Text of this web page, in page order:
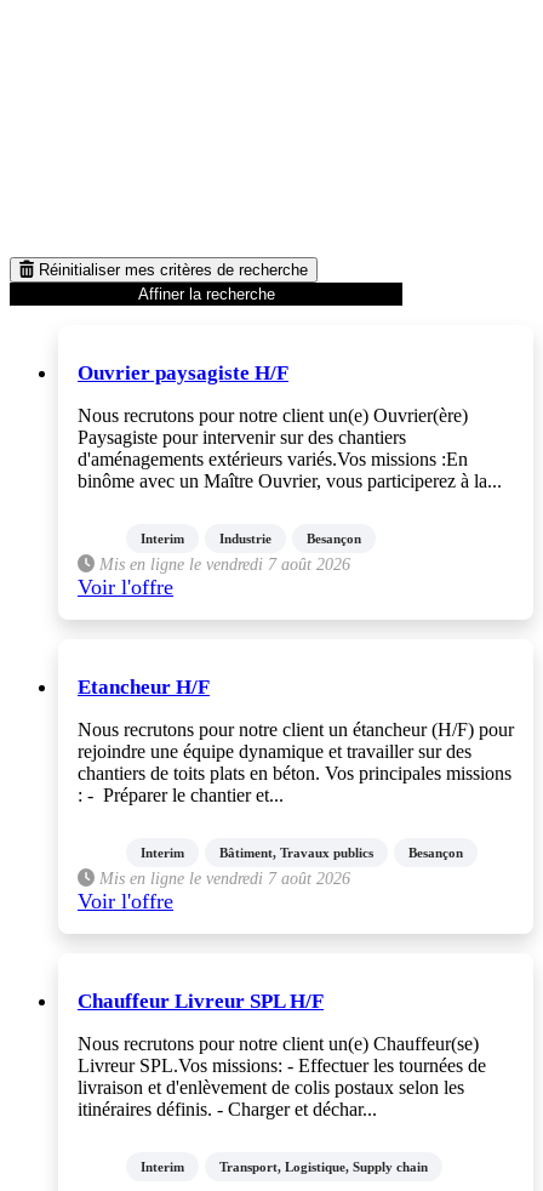
Réinitialiser mes critères de recherche
Affiner la recherche
Ouvrier paysagiste H/F
Nous recrutons pour notre client un(e) Ouvrier(ère)
Paysagiste pour intervenir sur des chantiers
d'aménagements extérieurs variés.Vos missions :En
binôme avec un Maître Ouvrier, vous participerez à la...
Interim Industrie Besançon
Mis en ligne le vendredi 7 août 2026
Voir l'offre
Etancheur H/F
Nous recrutons pour notre client un étancheur (H/F) pour
rejoindre une équipe dynamique et travailler sur des
chantiers de toits plats en béton. Vos principales missions
: - Préparer le chantier et...
Interim Bâtiment, Travaux publics Besançon
Mis en ligne le vendredi 7 août 2026
Voir l'offre
Chauffeur Livreur SPL H/F
Nous recrutons pour notre client un(e) Chauffeur(se)
Livreur SPL.Vos missions: - Effectuer les tournées de
livraison et d'enlèvement de colis postaux selon les
itinéraires définis. - Charger et déchar...
Interim Transport, Logistique, Supply chain